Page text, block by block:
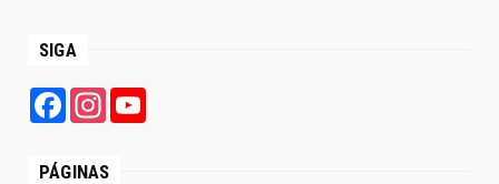
SIGA
FacebookInstagram
PÁGINAS